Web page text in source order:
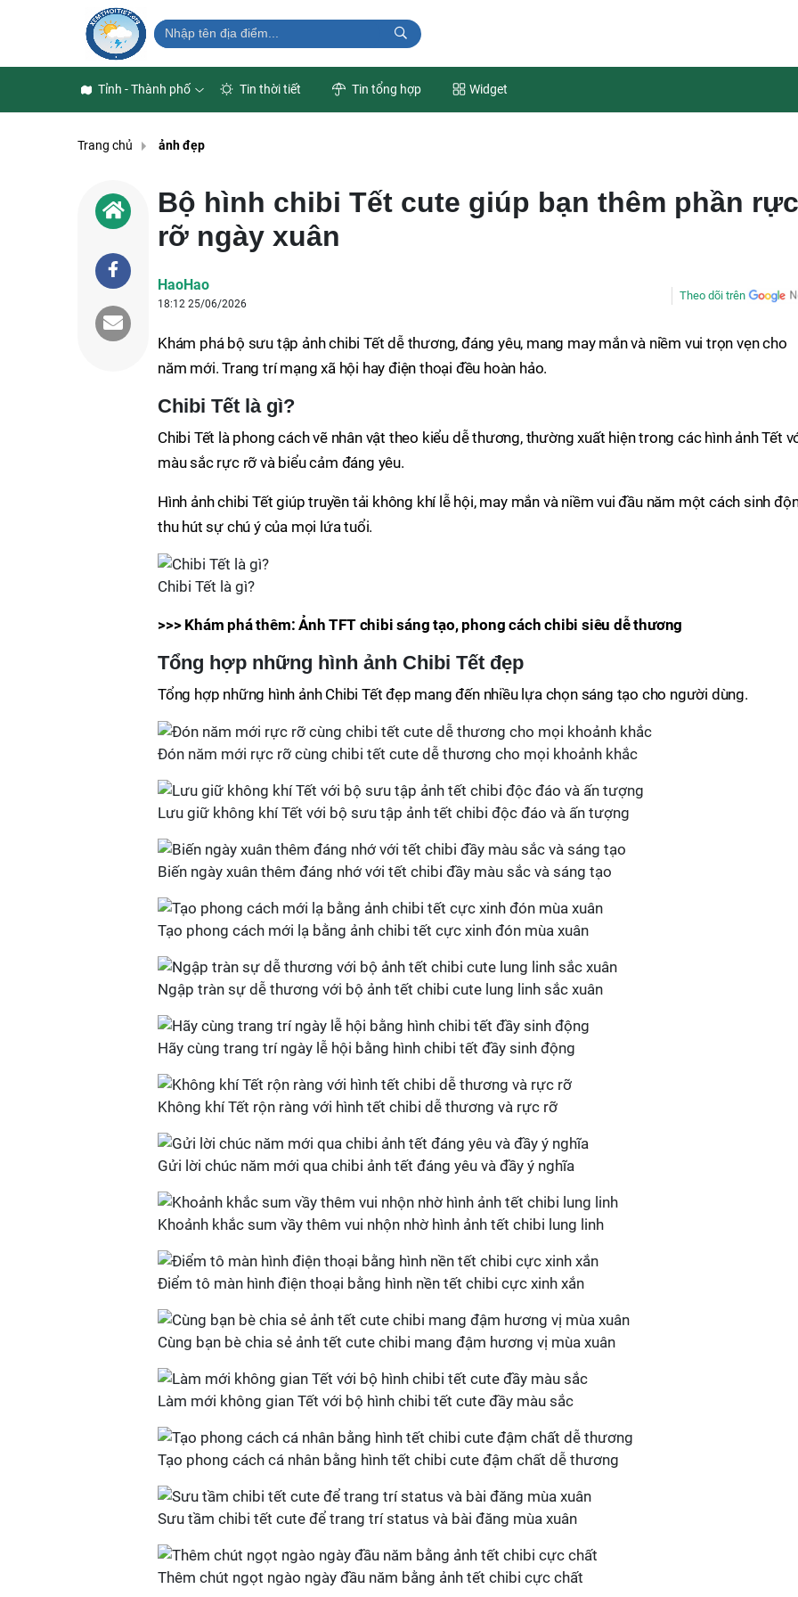
Tỉnh - Thành phố Tin thời tiết Tin tổng hợp Widget
Trang chủ ảnh đẹp
Bộ hình chibi Tết cute giúp bạn thêm phần rực
rỡ ngày xuân
HaoHao
18:12 25/06/2026
Theo dõi trên
Khám phá bộ sưu tập ảnh chibi Tết dễ thương, đáng yêu, mang may mắn và niềm vui trọn vẹn cho
năm mới. Trang trí mạng xã hội hay điện thoại đều hoàn hảo.
Chibi Tết là gì?
Chibi Tết là phong cách vẽ nhân vật theo kiểu dễ thương, thường xuất hiện trong các hình ảnh Tết
màu sắc rực rỡ và biểu cảm đáng yêu.
Hình ảnh chibi Tết giúp truyền tải không khí lễ hội, may mắn và niềm vui đầu năm một cách sinh
thu hút sự chú ý của mọi lứa tuổi.
Chibi Tết là gì?
>>> Khám phá thêm: Ảnh TFT chibi sáng tạo, phong cách chibi siêu dễ thương
Tổng hợp những hình ảnh Chibi Tết đẹp
Tổng hợp những hình ảnh Chibi Tết đẹp mang đến nhiều lựa chọn sáng tạo cho người dùng.
Đón năm mới rực rỡ cùng chibi tết cute dễ thương cho mọi khoảnh khắc
Lưu giữ không khí Tết với bộ sưu tập ảnh tết chibi độc đáo và ấn tượng
Biến ngày xuân thêm đáng nhớ với tết chibi đầy màu sắc và sáng tạo
Tạo phong cách mới lạ bằng ảnh chibi tết cực xinh đón mùa xuân
Ngập tràn sự dễ thương với bộ ảnh tết chibi cute lung linh sắc xuân
Hãy cùng trang trí ngày lễ hội bằng hình chibi tết đầy sinh động
Không khí Tết rộn ràng với hình tết chibi dễ thương và rực rỡ
Gửi lời chúc năm mới qua chibi ảnh tết đáng yêu và đầy ý nghĩa
Khoảnh khắc sum vầy thêm vui nhộn nhờ hình ảnh tết chibi lung linh
Điểm tô màn hình điện thoại bằng hình nền tết chibi cực xinh xắn
Cùng bạn bè chia sẻ ảnh tết cute chibi mang đậm hương vị mùa xuân
Làm mới không gian Tết với bộ hình chibi tết cute đầy màu sắc
Tạo phong cách cá nhân bằng hình tết chibi cute đậm chất dễ thương
Sưu tầm chibi tết cute để trang trí status và bài đăng mùa xuân
Thêm chút ngọt ngào ngày đầu năm bằng ảnh tết chibi cực chất